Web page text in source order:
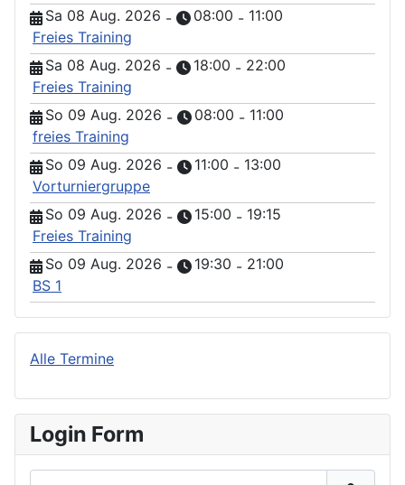
Sa 08 Aug. 2026 - 08:00 - 11:00
Freies Training
Sa 08 Aug. 2026 - 18:00 - 22:00
Freies Training
So 09 Aug. 2026 - 08:00 - 11:00
freies Training
So 09 Aug. 2026 - 11:00 - 13:00
Vorturniergruppe
So 09 Aug. 2026 - 15:00 - 19:15
Freies Training
So 09 Aug. 2026 - 19:30 - 21:00
BS 1
Alle Termine
Login Form